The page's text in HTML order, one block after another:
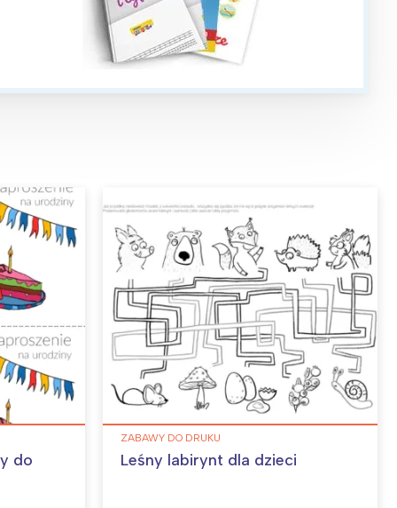
do
ZABAWY DO DRUKU
Leśny labirynt dla dzieci